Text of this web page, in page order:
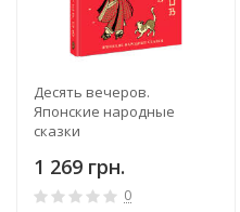
Десять вечеров.
Японские народные
сказки
1 269 грн.
0